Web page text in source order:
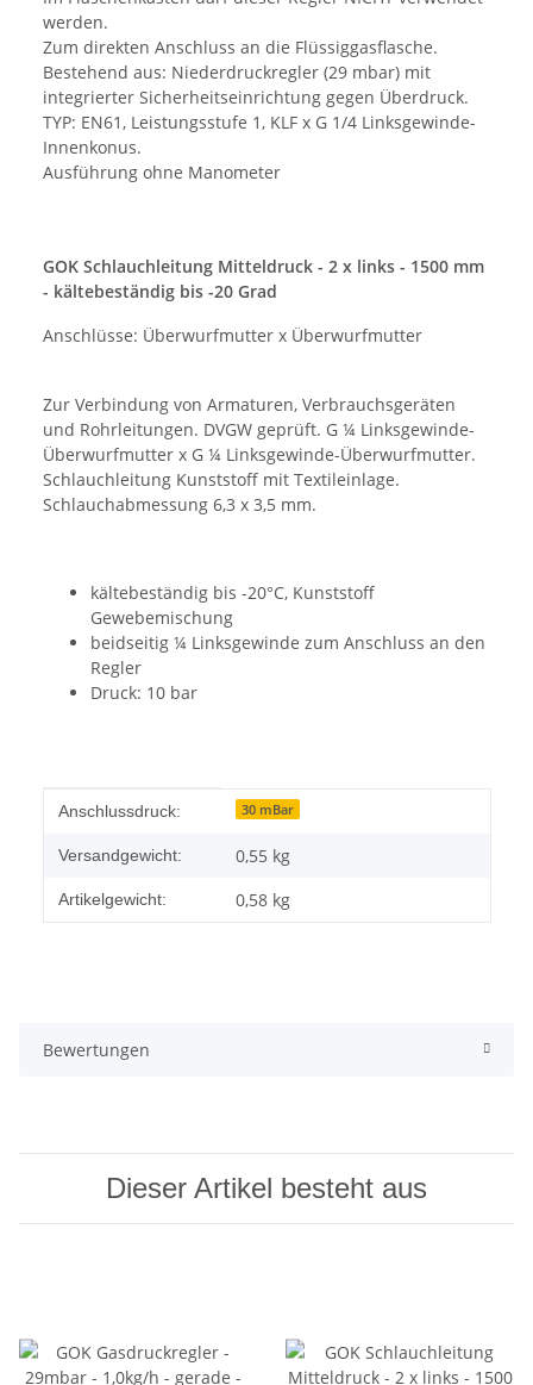
werden.
Zum direkten Anschluss an die Flüssiggasflasche.
Bestehend aus: Niederdruckregler (29 mbar) mit
integrierter Sicherheitseinrichtung gegen Überdruck.
TYP: EN61, Leistungsstufe 1, KLF x G 1/4 Linksgewinde-
Innenkonus.
Ausführung ohne Manometer
GOK Schlauchleitung Mitteldruck - 2 x links - 1500 mm
- kältebeständig bis -20 Grad
Anschlüsse: Überwurfmutter x Überwurfmutter
Zur Verbindung von Armaturen, Verbrauchsgeräten
und Rohrleitungen. DVGW geprüft. G ¼ Linksgewinde-
Überwurfmutter x G ¼ Linksgewinde-Überwurfmutter.
Schlauchleitung Kunststoff mit Textileinlage.
Schlauchabmessung 6,3 x 3,5 mm.
kältebeständig bis -20°C, Kunststoff
Gewebemischung
beidseitig ¼ Linksgewinde zum Anschluss an den
Regler
Druck: 10 bar
Produkteigenschaft
Wert
Anschlussdruck: 30 mBar
Versandgewicht: 0,55 kg
Artikelgewicht: 0,58 kg
Bewertungen
Dieser Artikel besteht aus